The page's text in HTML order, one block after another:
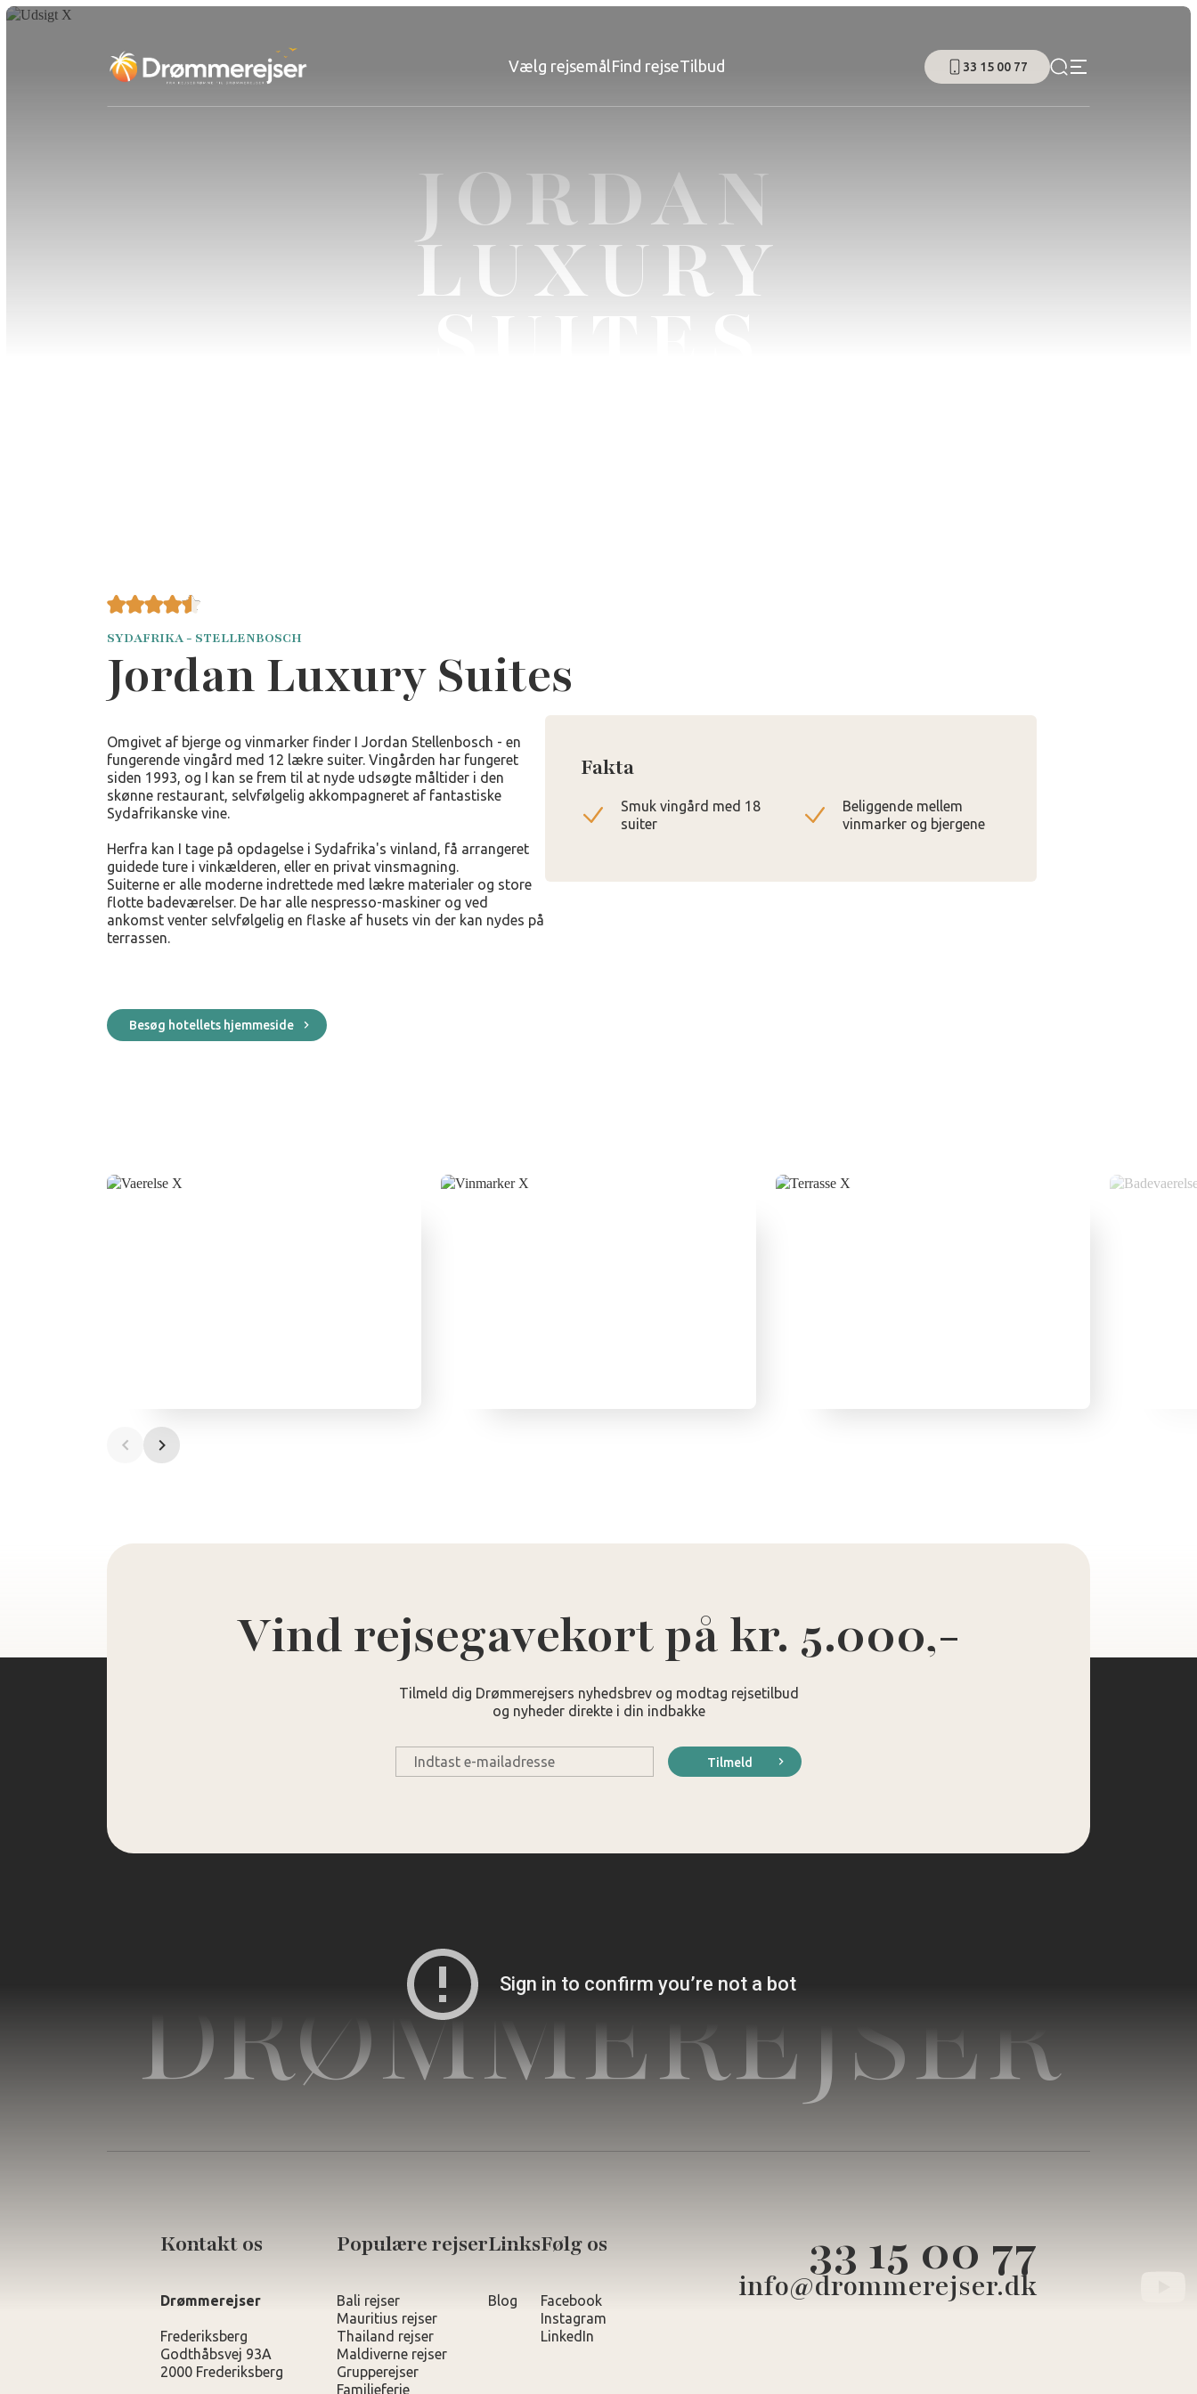
Vælg rejsemålFind rejseTilbud 33 15 00 77
JORDAN
LUXURY
SUITES
SYDAFRIKA - STELLENBOSCH
Jordan Luxury Suites
Omgivet af bjerge og vinmarker finder I Jordan Stellenbosch - en
fungerende vingård med 12 lækre suiter. Vingården har fungeret
siden 1993, og I kan se frem til at nyde udsøgte måltider i den
skønne restaurant, selvfølgelig akkompagneret af fantastiske
Sydafrikanske vine.
Herfra kan I tage på opdagelse i Sydafrika's vinland, få arrangeret
guidede ture i vinkælderen, eller en privat vinsmagning.
Suiterne er alle moderne indrettede med lækre materialer og store
flotte badeværelser. De har alle nespresso-maskiner og ved
ankomst venter selvfølgelig en flaske af husets vin der kan nydes på
terrassen.
Besøg hotellets hjemmeside
Fakta
Smuk vingård med 18
suiter
Beliggende mellem
vinmarker og bjergene
Vind rejsegavekort på kr. 5.000,-
Tilmeld dig Drømmerejsers nyhedsbrev og modtag rejsetilbud
og nyheder direkte i din indbakke
mail
Tilmeld
DRØMMEREJSER
Kontakt os
Drømmerejser
Frederiksberg
Godthåbsvej 93A
2000 Frederiksberg
Populære rejser
Bali rejser
Mauritius rejser
Thailand rejser
Maldiverne rejser
Grupperejser
Familieferie
Links
Blog
Følg os
Facebook
Instagram
LinkedIn
33 15 00 77
info@drommerejser.dk